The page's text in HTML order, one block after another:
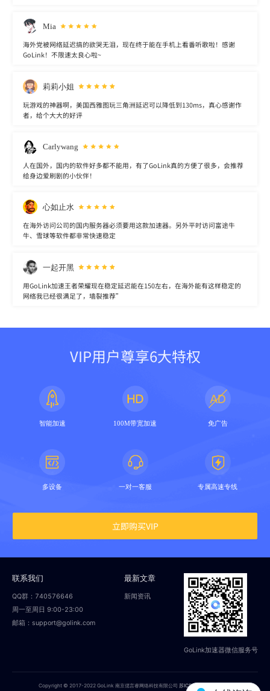
Mia
海外党被网络延迟搞的欲哭无泪，现在终于能在手机上看番听歌啦！感谢
GoLink！不限速太良心啦~
莉莉小姐
玩游戏的神器啊，美国西雅图玩三角洲延迟可以降低到130ms，真心感谢作
者，给个大大的好评
Carlywang
人在国外，国内的软件好多都不能用，有了GoLink真的方便了很多，会推荐
给身边爱刷剧的小伙伴！
心如止水
在海外访问公司的国内服务器必须要用这款加速器。另外平时访问富途牛
牛、雪球等软件都非常快速稳定
一起开黑
用GoLink加速王者荣耀现在稳定延迟能在150左右，在海外能有这样稳定的
网络我已经很满足了，墙裂推荐”
VIP用户尊享6大特权
智能加速 100M带宽加速 免广告
多设备 一对一客服 专属高速专线
立即购买VIP
联系我们
QQ群：740576646
周一至周日 9:00-23:00
邮箱：support@golink.com
最新文章
新闻资讯
GoLink加速器微信服务号
Copyright © 2017-2022 GoLink 南京偲言睿网络科技有限公司苏ICP备18014251号-2